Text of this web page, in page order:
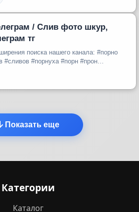
/ Слив фото шкур,
тг
поиска нашего канала: #порно
#сливов #порнуха #порн #прон
Показать еще
Категории
Каталог